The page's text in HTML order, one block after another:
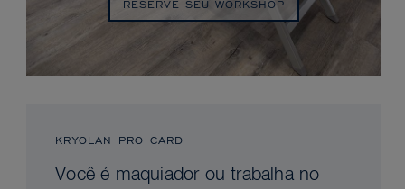
RESERVE SEU WORKSHOP
KRYOLAN PRO CARD
Você é maquiador ou trabalha no